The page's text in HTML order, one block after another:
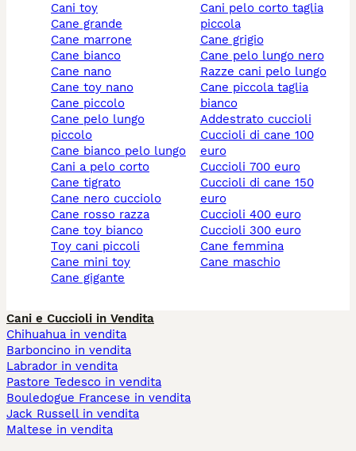
cani toy
cane grande
cane marrone
cane bianco
cane nano
cane toy nano
cane piccolo
cane pelo lungo
piccolo
cane bianco pelo lungo
cani a pelo corto
cane tigrato
cane nero cucciolo
cane rosso razza
cane toy bianco
toy cani piccoli
cane mini toy
cane gigante
cani pelo corto taglia
piccola
cane grigio
cane pelo lungo nero
razze cani pelo lungo
cane piccola taglia
bianco
addestrato cuccioli
cuccioli di cane 100
euro
cuccioli 700 euro
cuccioli di cane 150
euro
cuccioli 400 euro
cuccioli 300 euro
cane femmina
cane maschio
Cani e Cuccioli in Vendita
Chihuahua in vendita
Barboncino in vendita
Labrador in vendita
Pastore Tedesco in vendita
Bouledogue Francese in vendita
Jack Russell in vendita
Maltese in vendita